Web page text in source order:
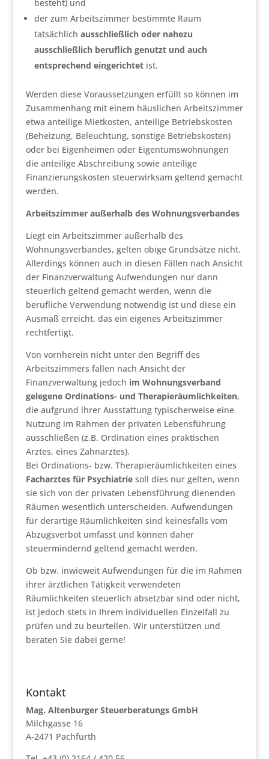
besteht) und
der zum Arbeitszimmer bestimmte Raum
tatsächlich ausschließlich oder nahezu
ausschließlich beruflich genutzt und auch
entsprechend eingerichtetist.
Werden diese Voraussetzungen erfüllt so können im
Zusammenhang mit einem häuslichen Arbeitszimmer
etwa anteilige Mietkosten, anteilige Betriebskosten
(Beheizung, Beleuchtung, sonstige Betriebskosten)
oder bei Eigenheimen oder Eigentumswohnungen
die anteilige Abschreibung sowie anteilige
Finanzierungskosten steuerwirksam geltend gemacht
werden.
Arbeitszimmer außerhalb des Wohnungsverbandes
Liegt ein Arbeitszimmer außerhalb des
Wohnungsverbandes, gelten obige Grundsätze nicht.
Allerdings können auch in diesen Fällen nach Ansicht
der Finanzverwaltung Aufwendungen nur dann
steuerlich geltend gemacht werden, wenn die
berufliche Verwendung notwendig ist und diese ein
Ausmaß erreicht, das ein eigenes Arbeitszimmer
rechtfertigt.
Von vornherein nicht unter den Begriff des
Arbeitszimmers fallen nach Ansicht der
Finanzverwaltung jedoch im Wohnungsverband
gelegene Ordinations- und Therapieräumlichkeiten,
die aufgrund ihrer Ausstattung typischerweise eine
Nutzung im Rahmen der privaten Lebensführung
ausschließen (z.B. Ordination eines praktischen
Arztes, eines Zahnarztes).
Bei Ordinations- bzw. Therapieräumlichkeiten eines
Facharztes für Psychiatriesoll dies nur gelten, wenn
sie sich von der privaten Lebensführung dienenden
Räumen wesentlich unterscheiden. Aufwendungen
für derartige Räumlichkeiten sind keinesfalls vom
Abzugsverbot umfasst und können daher
steuermindernd geltend gemacht werden.
Ob bzw. inwieweit Aufwendungen für die im Rahmen
ihrer ärztlichen Tätigkeit verwendeten
Räumlichkeiten steuerlich absetzbar sind oder nicht,
ist jedoch stets in Ihrem individuellen Einzelfall zu
prüfen und zu beurteilen. Wir unterstützen und
beraten Sie dabei gerne!
Kontakt
Mag. Altenburger Steuerberatungs GmbH
Milchgasse 16
A-2471 Pachfurth